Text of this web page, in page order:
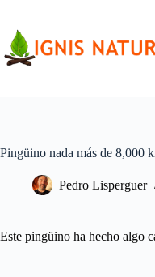
contenido
Pingüino nada más de 8,000
Pedro Lisperguer
Este pingüino ha hecho algo